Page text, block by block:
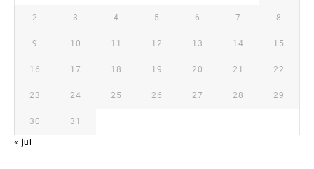
2 3 4 5 6 7 8
9 10 11 12 13 14 15
16 17 18 19 20 21 22
23 24 25 26 27 28 29
30 31
« jul